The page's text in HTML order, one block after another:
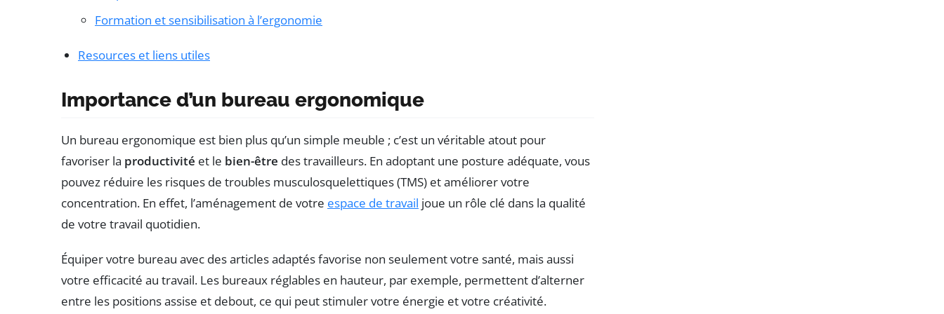
Formation et sensibilisation à l’ergonomie
Resources et liens utiles
Importance d’un bureau ergonomique
Un bureau ergonomique est bien plus qu’un simple meuble ; c’est un véritable atout pour
favoriser la productivité et le bien-être des travailleurs. En adoptant une posture adéquate, vous
pouvez réduire les risques de troubles musculosquelettiques (TMS) et améliorer votre
concentration. En effet, l’aménagement de votre espace de travail joue un rôle clé dans la qualité
de votre travail quotidien.
Équiper votre bureau avec des articles adaptés favorise non seulement votre santé, mais aussi
votre efficacité au travail. Les bureaux réglables en hauteur, par exemple, permettent d’alterner
entre les positions assise et debout, ce qui peut stimuler votre énergie et votre créativité.